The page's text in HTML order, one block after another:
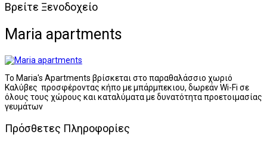
Βρείτε Ξενοδοχείο
Maria apartments
Το Maria's Apartments βρίσκεται στο παραθαλάσσιο χωριό
Καλύβες προσφέροντας κήπο με μπάρμπεκιου, δωρεάν Wi-Fi σε
όλους τους χώρους και καταλύματα με δυνατότητα προετοιμασίας
γευμάτων
Πρόσθετες Πληροφορίες